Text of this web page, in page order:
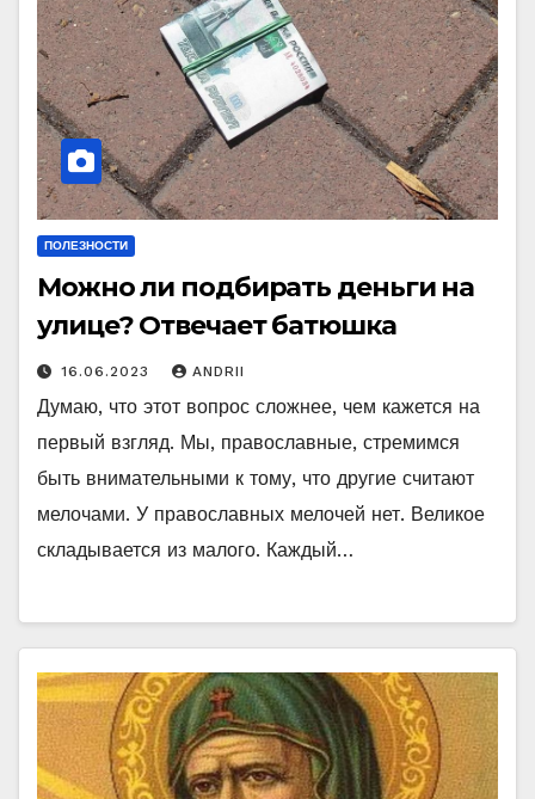
ПОЛЕЗНОСТИ
Можно ли подбирать деньги на
улице? Отвечает батюшка
16.06.2023 ANDRII
Думаю, что этот вопрос сложнее, чем кажется на
первый взгляд. Мы, православные, стремимся
быть внимательными к тому, что другие считают
мелочами. У православных мелочей нет. Великое
складывается из малого. Каждый…